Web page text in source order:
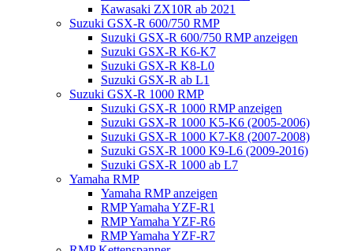
Kawasaki ZX10R ab 2021
Suzuki GSX-R 600/750 RMP
Suzuki GSX-R 600/750 RMP anzeigen
Suzuki GSX-R K6-K7
Suzuki GSX-R K8-L0
Suzuki GSX-R ab L1
Suzuki GSX-R 1000 RMP
Suzuki GSX-R 1000 RMP anzeigen
Suzuki GSX-R 1000 K5-K6 (2005-2006)
Suzuki GSX-R 1000 K7-K8 (2007-2008)
Suzuki GSX-R 1000 K9-L6 (2009-2016)
Suzuki GSX-R 1000 ab L7
Yamaha RMP
Yamaha RMP anzeigen
RMP Yamaha YZF-R1
RMP Yamaha YZF-R6
RMP Yamaha YZF-R7